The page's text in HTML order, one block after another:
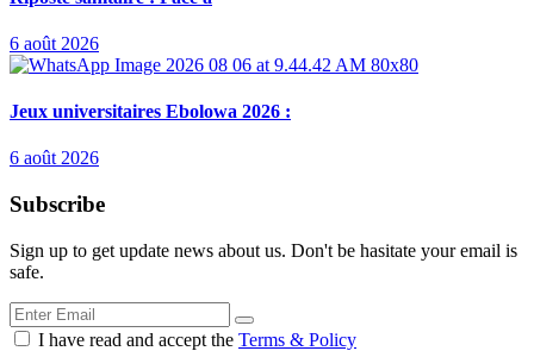
6 août 2026
Jeux universitaires Ebolowa 2026 :
6 août 2026
Subscribe
Sign up to get update news about us. Don't be hasitate your email is
safe.
I have read and accept the Terms & Policy